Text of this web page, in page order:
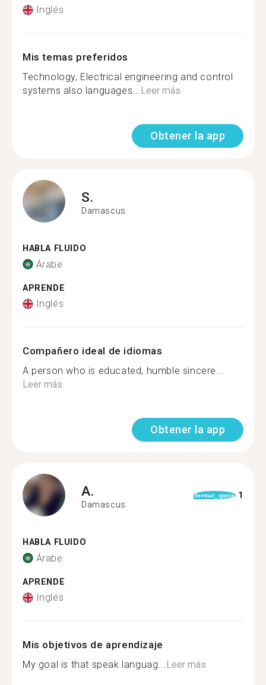
Inglés
Mis temas preferidos
Technology, Electrical engineering and control
systems also languages...Leer más
Obtener la app
S.
Damascus
HABLA FLUIDO
Árabe
APRENDE
Inglés
Compañero ideal de idiomas
A person who is educated, humble sincere...
Leer más
Obtener la app
A.
Damascus
format_quote 1
HABLA FLUIDO
Árabe
APRENDE
Inglés
Mis objetivos de aprendizaje
My goal is that speak languag...Leer más